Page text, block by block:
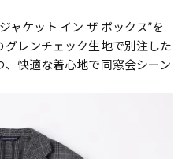
ャケット イン ザ ボックス”を
グレンチェック生地で別注した
快適な着心地で同窓会シーン